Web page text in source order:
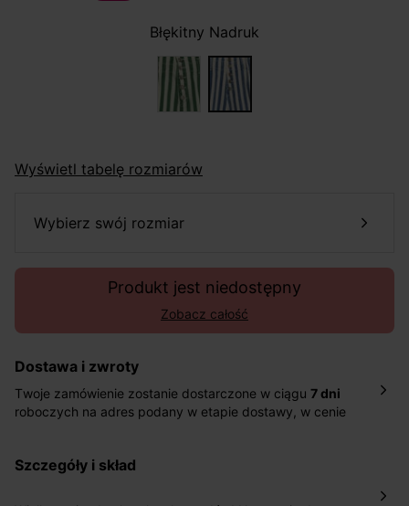
Błękitny Nadruk
Wyświetl tabelę rozmiarów
wybierz swój rozmiar
Produkt jest niedostępny
Zobacz całość
Dostawa i zwroty
Twoje zamówienie zostanie dostarczone w ciągu 7 dni
roboczych na adres podany w etapie dostawy, w cenie
pośrednictwem DHL Express.
szczegóły i skład